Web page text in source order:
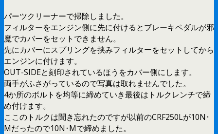
パーツクリーナーで掃除しました。
フィルターをエンジン側に先に付けるとブレーキペダルが邪
魔でカバーをセットできません。
先にカバーにスプリングを挟みフィルターをセットしてから
エンジンに付けます。
OUT-SIDEと刻印されているほうをカバー側にします。
両手がふさがっているので写真は取れませんでした。
4か所のボルトを均等に締めていき最後はトルクレンチで締
め付けます。
ここのトルクは聞き忘れたのですが以前のCRF250Lが10N･
Mだったので10N･Mで締めました。